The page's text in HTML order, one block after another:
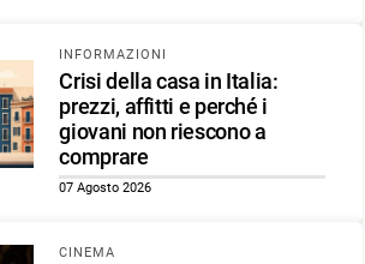
INFORMAZIONI
Crisi della casa in Italia:
prezzi, affitti e perché i
giovani non riescono a
comprare
07 Agosto 2026
CINEMA